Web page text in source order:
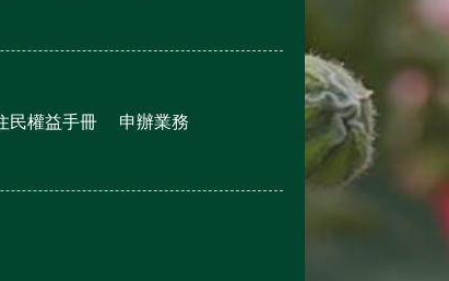
民權益手冊 申辦業務